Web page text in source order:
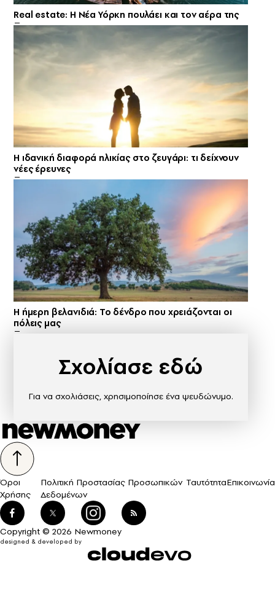
Real estate: H Νέα Υόρκη πουλάει και τον αέρα της
Η ιδανική διαφορά ηλικίας στο ζευγάρι: τι δείχνουν
νέες έρευνες
Η ήμερη βελανιδιά: Το δένδρο που χρειάζονται οι
πόλεις μας
Σχολίασε εδώ
Για να σχολιάσεις, χρησιμοποίησε ένα ψευδώνυμο.
Όροι
Χρήσης
Πολιτική Προστασίας Προσωπικών
Δεδομένων
ΤαυτότηταΕπικοινωνία
Copyright © 2026 Newmoney
designed & developed by